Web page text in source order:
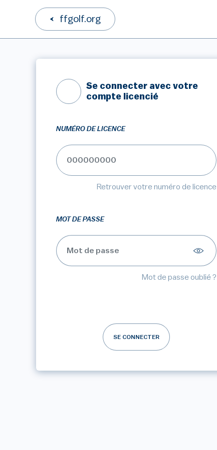
ffgolf.org
Se connecter avec votre
compte licencié
NUMÉRO DE LICENCE
Retrouver votre numéro de licence
MOT DE PASSE
Mot de passe oublié ?
SE CONNECTER